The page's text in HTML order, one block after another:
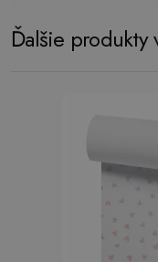
Ďalšie